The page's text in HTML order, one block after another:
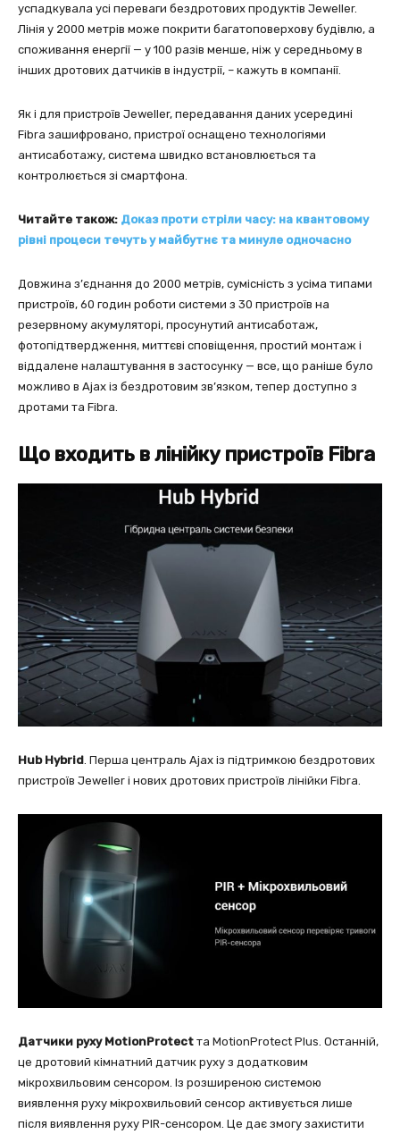
успадкувала усі переваги бездротових продуктів Jeweller.
Лінія у 2000 метрів може покрити багатоповерхову будівлю, а
споживання енергії — у 100 разів менше, ніж у середньому в
інших дротових датчиків в індустрії, – кажуть в компанії.
Як і для пристроїв Jeweller, передавання даних усередині
Fibra зашифровано, пристрої оснащено технологіями
антисаботажу, система швидко встановлюється та
контролюється зі смартфона.
Читайте також: Доказ проти стріли часу: на квантовому
рівні процеси течуть у майбутнє та минуле одночасно
Довжина з’єднання до 2000 метрів, сумісність з усіма типами
пристроїв, 60 годин роботи системи з 30 пристроїв на
резервному акумуляторі, просунутий антисаботаж,
фотопідтвердження, миттєві сповіщення, простий монтаж і
віддалене налаштування в застосунку — все, що раніше було
можливо в Ajax із бездротовим зв’язком, тепер доступно з
дротами та Fibra.
Що входить в лінійку пристроїв Fibra
Hub Hybrid. Перша централь Ajax із підтримкою бездротових
пристроїв Jeweller і нових дротових пристроїв лінійки Fibra.
Датчики руху MotionProtect та MotionProtect Plus. Останній,
це дротовий кімнатний датчик руху з додатковим
мікрохвильовим сенсором. Із розширеною системою
виявлення руху мікрохвильовий сенсор активується лише
після виявлення руху PIR-сенсором. Це дає змогу захистити